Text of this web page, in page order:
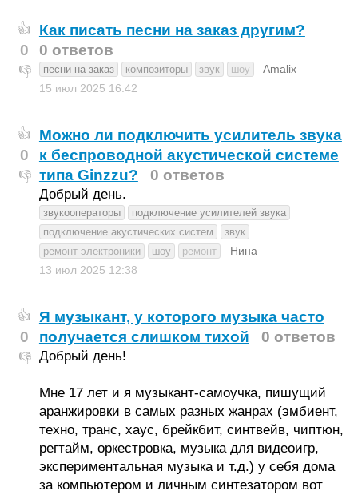
👍
0
👎
Как писать песни на заказ другим?
0 ответов
песни на заказ композиторы звук шоу
Amalix
15 июл 2025 16:42
👍
0
👎
Можно ли подключить усилитель звука
к беспроводной акустической системе
типа Ginzzu?
0 ответов
Добрый день.
звукооператоры
подключение усилителей звука
подключение акустических систем
звук
ремонт электроники
шоу ремонт
Нина
13 июл 2025 12:38
👍
0
👎
Я музыкант, у которого музыка часто
получается слишком тихой
0 ответов
Добрый день!
Мне 17 лет и я музыкант-самоучка, пишущий
аранжировки в самых разных жанрах (эмбиент,
техно, транс, хаус, брейкбит, синтвейв, чиптюн,
регтайм, оркестровка, музыка для видеоигр,
экспериментальная музыка и т.д.) у себя дома
за компьютером и личным синтезатором вот